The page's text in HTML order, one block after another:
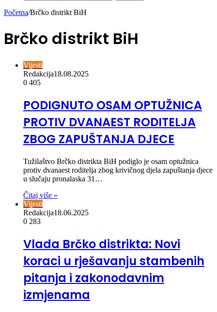
Početna/Brčko distrikt BiH
Brčko distrikt BiH
Vijesti
Redakcija18.08.2025
0 405
PODIGNUTO OSAM OPTUŽNICA
PROTIV DVANAEST RODITELJA
ZBOG ZAPUŠTANJA DJECE
Tužilaštvo Brčko distrikta BiH podiglo je osam optužnica
protiv dvanaest roditelja zbog krivičnog djela zapuštanja djece
u slučaju pronalaska 31…
Čitaj više »
Vijesti
Redakcija18.06.2025
0 283
Vlada Brčko distrikta: Novi
koraci u rješavanju stambenih
pitanja i zakonodavnim
izmjenama